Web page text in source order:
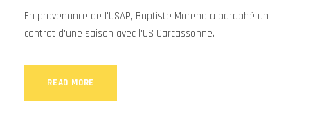
En provenance de l'USAP, Baptiste Moreno a paraphé un
contrat d'une saison avec l'US Carcassonne.
READ MORE